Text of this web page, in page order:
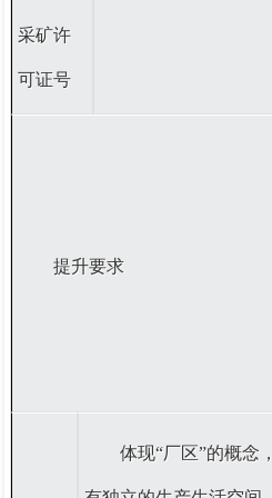
采矿许
可证号
提升要求
体现“厂区”的概念，